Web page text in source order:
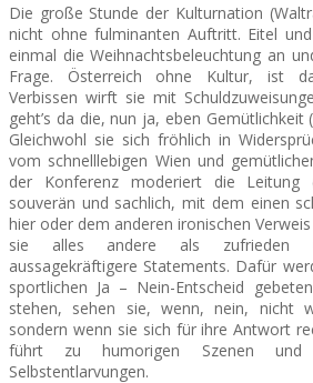
Die große Stunde der Kulturnation
nicht ohne fulminanten Auftritt. Eitel
einmal die Weihnachtsbeleuchtung an
Frage. Österreich ohne Kultur, ist
Verbissen wirft sie mit
geht’s da die, nun ja, eben Gemütlichkeit
Gleichwohl sie sich fröhlich in
vom schnelllebigen Wien und
der Konferenz moderiert die Leitung
souverän und sachlich, mit dem einen
hier oder dem anderen ironischen
sie alles andere als zufrieden
aussagekräftigere Statements. Dafür
sportlichen Ja – Nein-Entscheid
stehen, sehen sie, wenn, nein, nicht
sondern wenn sie sich für ihre Antwort
führt zu humorigen Szenen und
Selbstentlarvungen.